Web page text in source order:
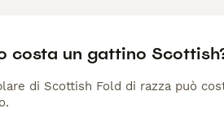
costa un gattino
di Scottish Fold di razza può